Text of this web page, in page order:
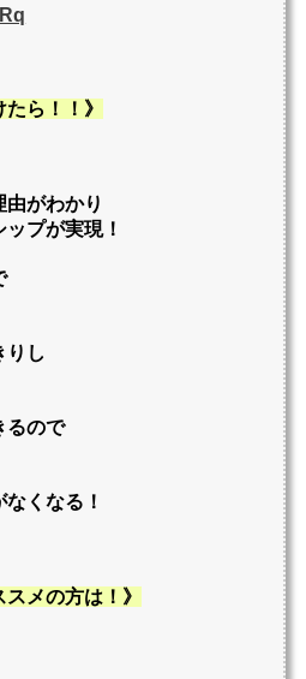
ら！！》
がわかり
プが実現！
し
るので
くなる！
メの方は！》